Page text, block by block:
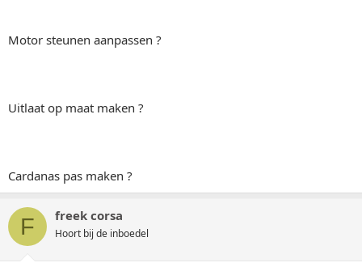
Motor steunen aanpassen ?
Uitlaat op maat maken ?
Cardanas pas maken ?
F freek corsa
Hoort bij de inboedel